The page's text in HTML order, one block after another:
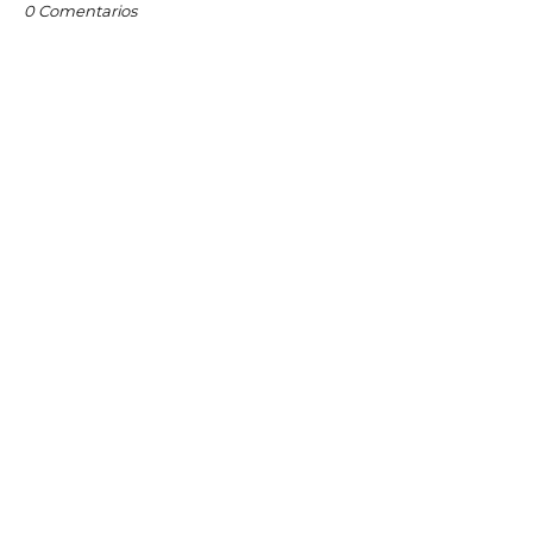
0 Comentarios